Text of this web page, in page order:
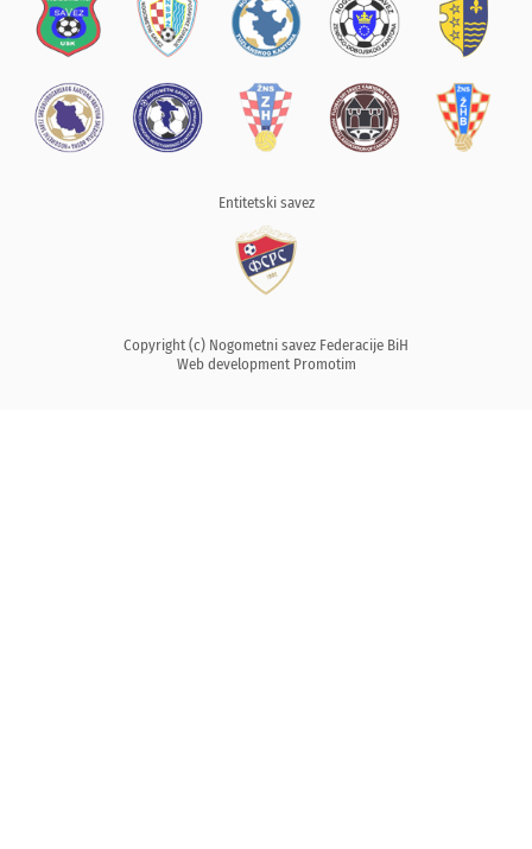
Entitetski savez
Copyright (c) Nogometni savez Federacije BiH
Web development Promotim